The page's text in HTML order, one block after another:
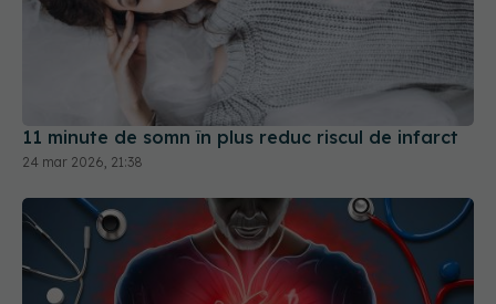
11 minute de somn în plus reduc riscul de infarct
24 mar 2026, 21:38